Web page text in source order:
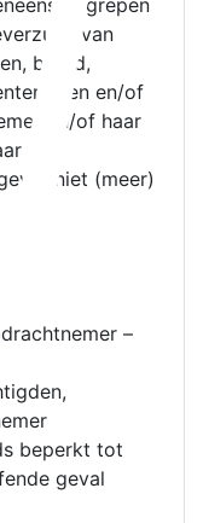
begrepen
van
brand,
en/of
en/of haar
niet (meer)
–
beperkt tot
geval